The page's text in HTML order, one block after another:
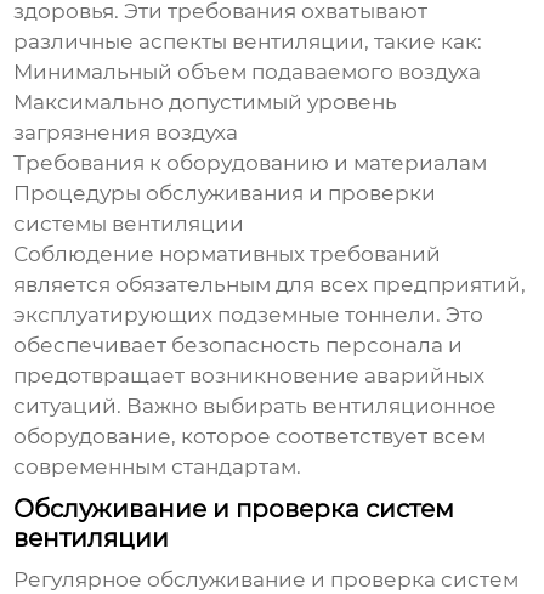
здоровья. Эти требования охватывают
различные аспекты вентиляции, такие как:
Минимальный объем подаваемого воздуха
Максимально допустимый уровень
загрязнения воздуха
Требования к оборудованию и материалам
Процедуры обслуживания и проверки
системы вентиляции
Соблюдение нормативных требований
является обязательным для всех предприятий,
эксплуатирующих подземные тоннели. Это
обеспечивает безопасность персонала и
предотвращает возникновение аварийных
ситуаций. Важно выбирать вентиляционное
оборудование, которое соответствует всем
современным стандартам.
Обслуживание и проверка систем
вентиляции
Регулярное обслуживание и проверка систем